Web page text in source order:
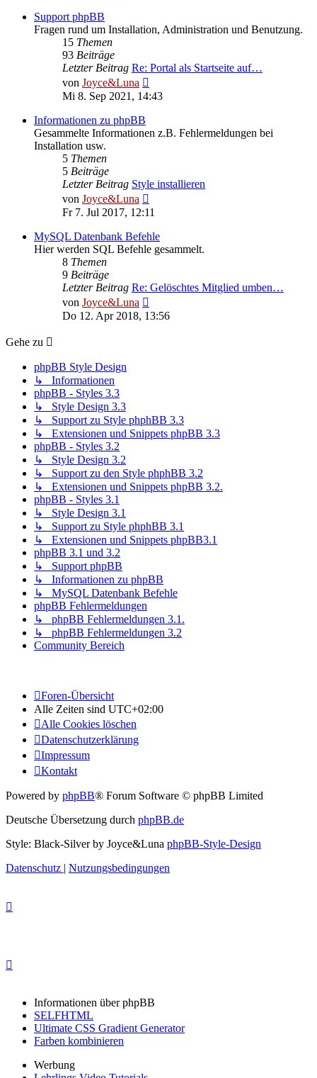
Support phpBB
Fragen rund um Installation, Administration und Benutzung.
15 Themen
93 Beiträge
Letzter Beitrag Re: Portal als Startseite auf…
von Joyce&Luna
Beitrag
Mi 8. Sep 2021, 14:43
Informationen zu phpBB
Gesammelte Informationen z.B. Fehlermeldungen bei
Installation usw.
5 Themen
5 Beiträge
Letzter Beitrag Style installieren
von Joyce&Luna
Beitrag
Fr 7. Jul 2017, 12:11
MySQL Datenbank Befehle
Hier werden SQL Befehle gesammelt.
8 Themen
9 Beiträge
Letzter Beitrag Re: Gelöschtes Mitglied umben…
von Joyce&Luna
Beitrag
Do 12. Apr 2018, 13:56
Gehe zu
phpBB Style Design
↳ Informationen
phpBB - Styles 3.3
↳ Style Design 3.3
↳ Support zu Style phphBB 3.3
↳ Extensionen und Snippets phpBB 3.3
phpBB - Styles 3.2
↳ Style Design 3.2
↳ Support zu den Style phphBB 3.2
↳ Extensionen und Snippets phpBB 3.2.
phpBB - Styles 3.1
↳ Style Design 3.1
↳ Support zu Style phphBB 3.1
↳ Extensionen und Snippets phpBB3.1
phpBB 3.1 und 3.2
↳ Support phpBB
↳ Informationen zu phpBB
↳ MySQL Datenbank Befehle
phpBB Fehlermeldungen
↳ phpBB Fehlermeldungen 3.1.
↳ phpBB Fehlermeldungen 3.2
Community Bereich
Foren-Übersicht
Alle Zeiten sind UTC+02:00
Alle Cookies löschen
Datenschutzerklärung
Impressum
Kontakt
Powered by phpBB® Forum Software © phpBB Limited
Deutsche Übersetzung durch phpBB.de
Style: Black-Silver by Joyce&Luna phpBB-Style-Design
Datenschutz | Nutzungsbedingungen
Informationen über phpBB
SELFHTML
Ultimate CSS Gradient Generator
Farben kombinieren
Werbung